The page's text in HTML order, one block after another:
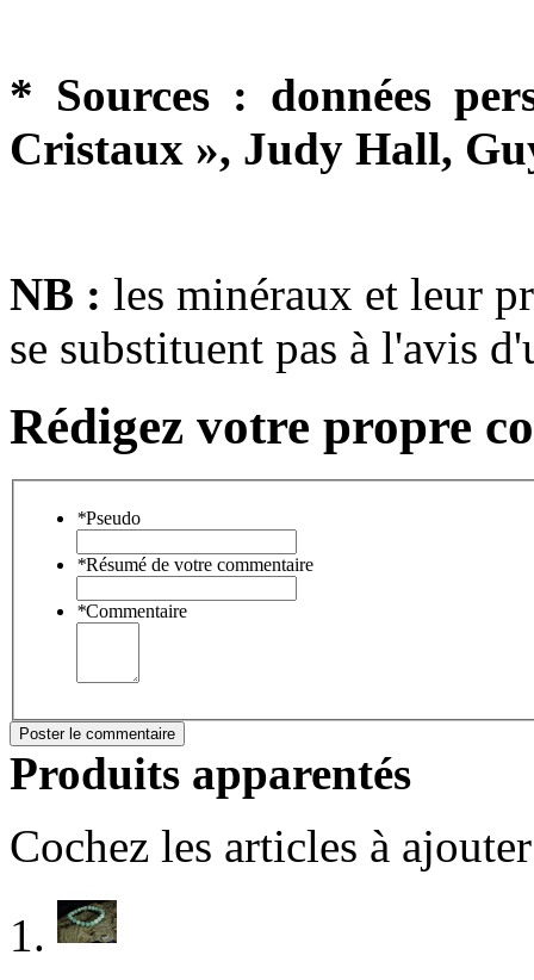
* Sources : données
Cristaux », Judy Hall,
NB : les minéraux et leur
se substituent pas à l'avis
Rédigez votre propre
*Pseudo
*Résumé de votre commentaire
*Commentaire
Poster le commentaire
Produits apparentés
Cochez les articles à